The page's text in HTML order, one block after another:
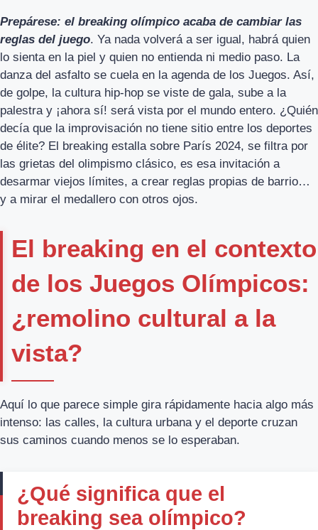
Prepárese: el breaking olímpico acaba de cambiar las
reglas del juego. Ya nada volverá a ser igual, habrá quien
lo sienta en la piel y quien no entienda ni medio paso. La
danza del asfalto se cuela en la agenda de los Juegos. Así,
de golpe, la cultura hip-hop se viste de gala, sube a la
palestra y ¡ahora sí! será vista por el mundo entero. ¿Quién
decía que la improvisación no tiene sitio entre los deportes
de élite? El breaking estalla sobre París 2024, se filtra por
las grietas del olimpismo clásico, es esa invitación a
desarmar viejos límites, a crear reglas propias de barrio…
y a mirar el medallero con otros ojos.
El breaking en el contexto
de los Juegos Olímpicos:
¿remolino cultural a la
vista?
Aquí lo que parece simple gira rápidamente hacia algo más
intenso: las calles, la cultura urbana y el deporte cruzan
sus caminos cuando menos se lo esperaban.
¿Qué significa que el
breaking sea olímpico?